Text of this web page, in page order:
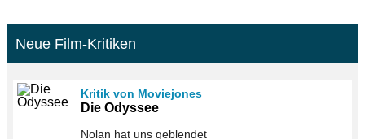
Neue Film-Kritiken
Kritik von Moviejones
Die Odyssee
Nolan hat uns geblendet